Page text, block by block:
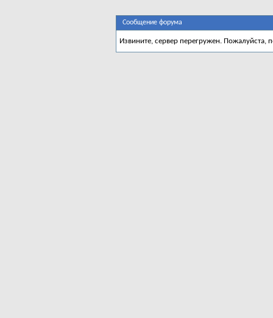
Сообщение форума
Извините, сервер перегружен. Пожалуйста,